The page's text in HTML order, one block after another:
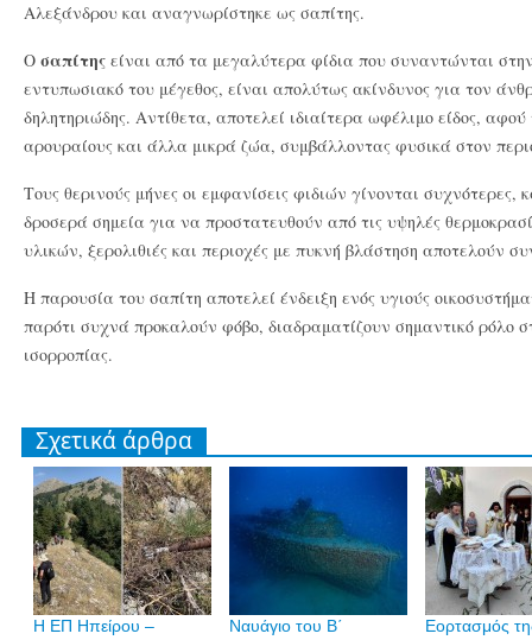
Αλεξάνδρου και αναγνωρίστηκε ως σαπίτης.
Ο σαπίτης είναι από τα μεγαλύτερα φίδια που συναντώνται
εντυπωσιακό του μέγεθος, είναι απολύτως ακίνδυνος για τον
δηλητηριώδης. Αντίθετα, αποτελεί ιδιαίτερα ωφέλιμο είδος,
αρουραίους και άλλα μικρά ζώα, συμβάλλοντας φυσικά στον
Τους θερινούς μήνες οι εμφανίσεις φιδιών γίνονται
δροσερά σημεία για να προστατευθούν από τις υψηλές
υλικών, ξερολιθιές και περιοχές με πυκνή βλάστηση αποτελούν
Η παρουσία του σαπίτη αποτελεί ένδειξη ενός υγιούς
παρότι συχνά προκαλούν φόβο, διαδραματίζουν σημαντικό ρόλο
ισορροπίας.
Σχετικά άρθρα
Η ΕΠ Ηπείρου –
Ναυάγιο του Β΄
Εορτασμός